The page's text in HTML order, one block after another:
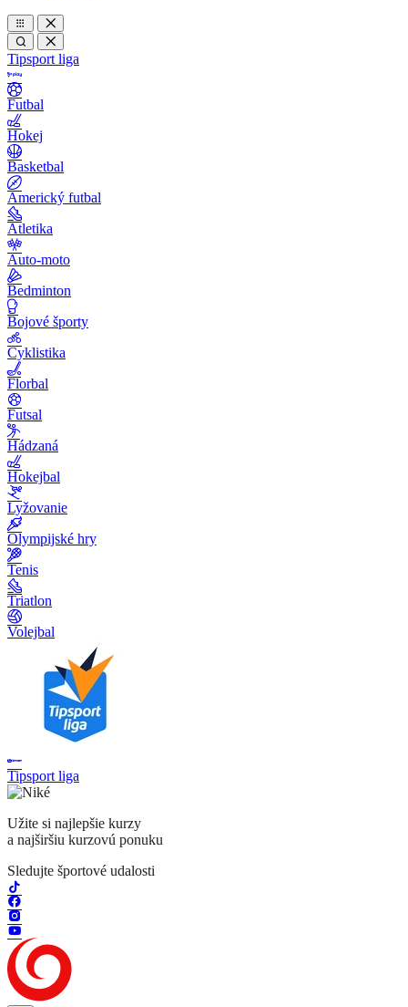
Tipsport liga
Futbal
Hokej
Basketbal
Americký futbal
Atletika
Auto-moto
Bedminton
Bojové športy
Cyklistika
Florbal
Futsal
Hádzaná
Hokejbal
Lyžovanie
Olympijské hry
Tenis
Triatlon
Volejbal
Tipsport liga
Užite si najlepšie kurzy
a najširšiu kurzovú ponuku
Sledujte športové udalosti